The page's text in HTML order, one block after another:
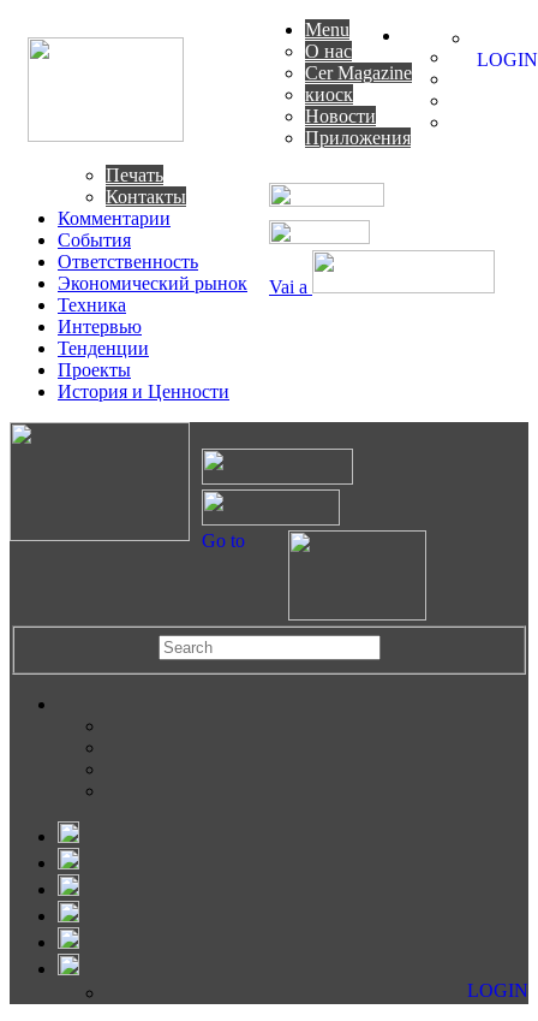
Vai a
Menu
О нас
Cer Magazine
киоск
Новости
Приложения
Печать
Контакты
Комментарии
События
Ответственность
Экономический рынок
Техника
Интервью
Тенденции
Проекты
История и Ценности
LOGIN
Go to
LOGIN